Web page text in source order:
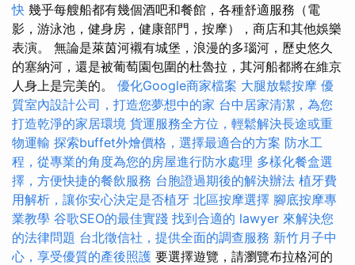
快 幾乎每艘船都有幾個酒吧和餐館，各種舒適服務（電
影，游泳池，健身房，健康部門，按摩），商店和其他娛樂
表演。 無論是萊茵河襯有城堡，浪漫的多瑙河，歷史悠久
的塞納河，還是被葡萄園包圍的杜魯拉，其河船都將在維京
人身上是完美的。 優化Google商家檔案 大腿放鬆按摩 優
質室內設計公司，打造您夢想中的家 台中居家清潔，為您
打造乾淨的家居環境 貨運服務全方位，輕鬆解決長途或重
物運輸 探索buffet外燴價格，選擇最適合的方案 防水工
程，從專業的角度為您的房屋進行防水處理 多樣化餐盒選
擇，方便快捷的餐飲服務 台胞證過期後的解決辦法 植牙費
用解析，讓你安心決定是否植牙 北區按摩選擇 腳底按摩專
業教學 谷歌SEO的最佳實踐 找到合適的 lawyer 來解決您
的法律問題 台北徵信社，提供全面的調查服務 新竹月子中
心，享受優質的產後照護 要選擇遊覽，請瀏覽布拉格河的